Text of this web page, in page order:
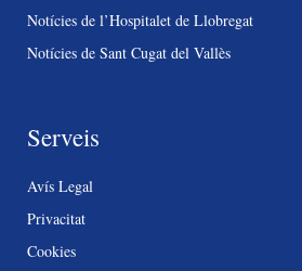
Notícies de l’Hospitalet de Llobregat
Notícies de Sant Cugat del Vallès
Serveis
Avís Legal
Privacitat
Cookies